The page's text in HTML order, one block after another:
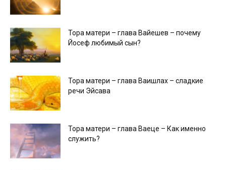
Тора матери – глава Вайешев – почему
Йосеф любимый сын?
Тора матери – глава Ваишлах – сладкие
речи Эйсава
Тора матери – глава Ваеце – Как именно
служить?